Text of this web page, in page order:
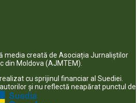
media creată de Asociația Jurnaliștilor
din Moldova (AJMTEM).
cu sprijinul financiar al Suediei.
şi nu reflectă neapărat punctul de